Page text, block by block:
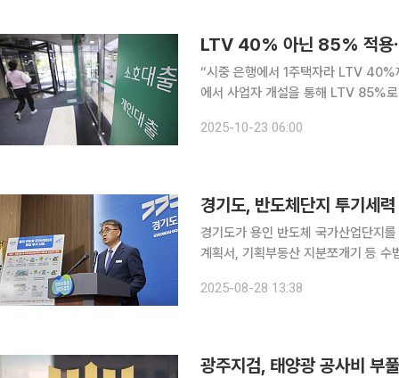
“시중 은행에서 1주택자라 LTV 40%
에서 사업자 개설을 통해 LTV 85%로 대출받아
이 나온다. 23일 정준호 더불어민
2025-10-23 06:00
경기도, 반도체단지 투기세
경기도가 용인 반도체 국가산업단지
계획서, 기획부동산 지분쪼개기 등
월까지 해당 지역 불법 부동산 거래를
2025-08-28 13:38
광주지검, 태양광 공사비 부